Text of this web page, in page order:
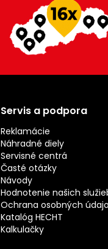
Servis a podpora
Reklamácie
Náhradné diely
Servisné centrá
Časté otázky
Návody
Hodnotenie našich
Ochrana osobných
Katalóg HECHT
Kalkulačky